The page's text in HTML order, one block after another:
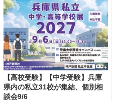
【高校受験】【中学受験】兵庫
県内の私立31校が集結、個別相
談会9/6